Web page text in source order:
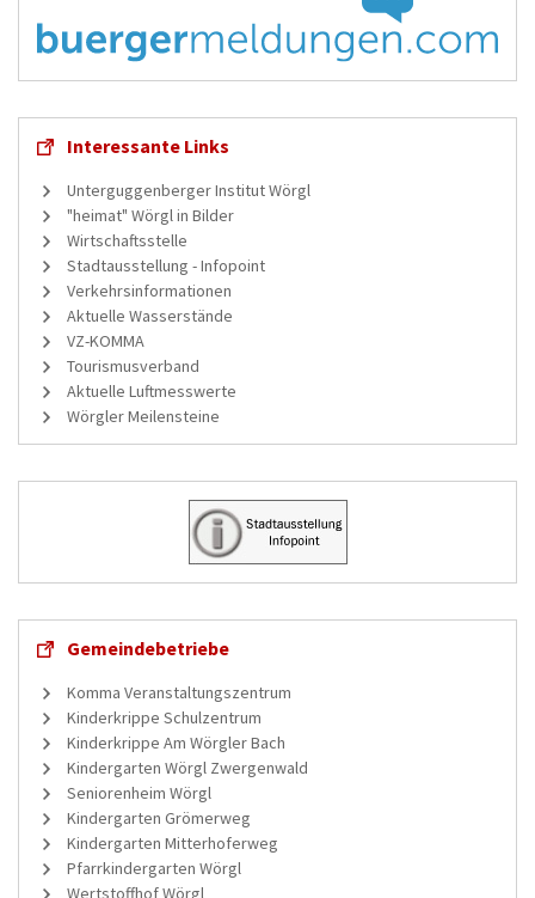
Interessante Links
Unterguggenberger Institut Wörgl
"heimat" Wörgl in Bilder
Wirtschaftsstelle
Stadtausstellung - Infopoint
Verkehrsinformationen
Aktuelle Wasserstände
VZ-KOMMA
Tourismusverband
Aktuelle Luftmesswerte
Wörgler Meilensteine
Gemeindebetriebe
Komma Veranstaltungszentrum
Kinderkrippe Schulzentrum
Kinderkrippe Am Wörgler Bach
Kindergarten Wörgl Zwergenwald
Seniorenheim Wörgl
Kindergarten Grömerweg
Kindergarten Mitterhoferweg
Pfarrkindergarten Wörgl
Wertstoffhof Wörgl